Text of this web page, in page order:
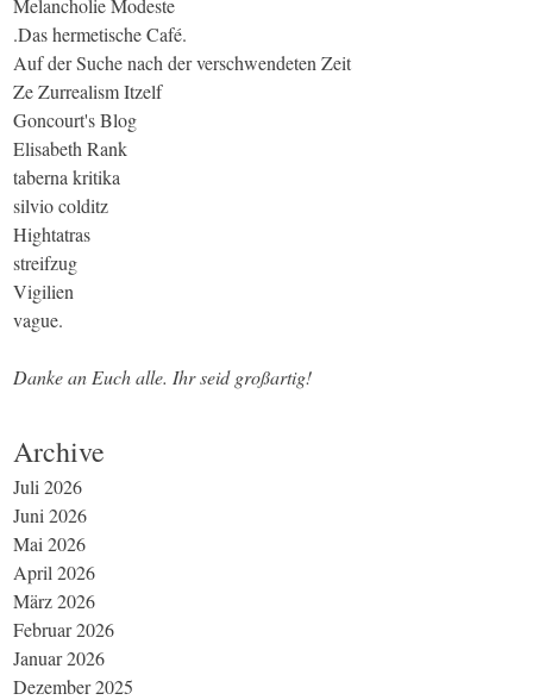
.Das hermetische Café.
Auf der Suche nach der verschwendeten Zeit
Ze Zurrealism Itzelf
Goncourt's Blog
Elisabeth Rank
taberna kritika
silvio colditz
Hightatras
streifzug
Vigilien
vague.
Danke an Euch alle. Ihr seid großartig!
Archive
Juli 2026
Juni 2026
Mai 2026
April 2026
März 2026
Februar 2026
Januar 2026
Dezember 2025